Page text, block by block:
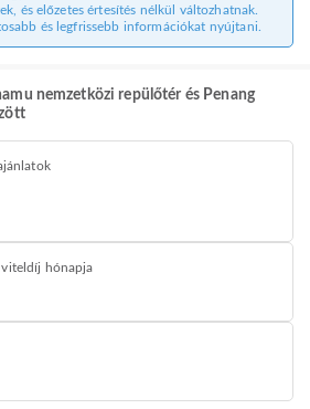
és előzetes értesítés nélkül változhatnak.
és legfrissebb információkat nyújtani.
nemzetközi repülőtér és Penang
viteldíj hónapja